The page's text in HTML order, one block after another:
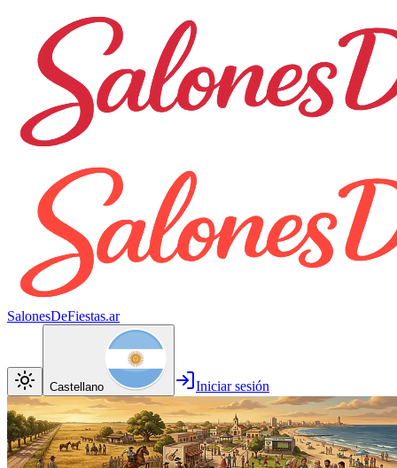
SalonesDeFiestas.ar
Castellano Iniciar sesión